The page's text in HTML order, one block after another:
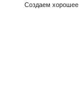
Создаем